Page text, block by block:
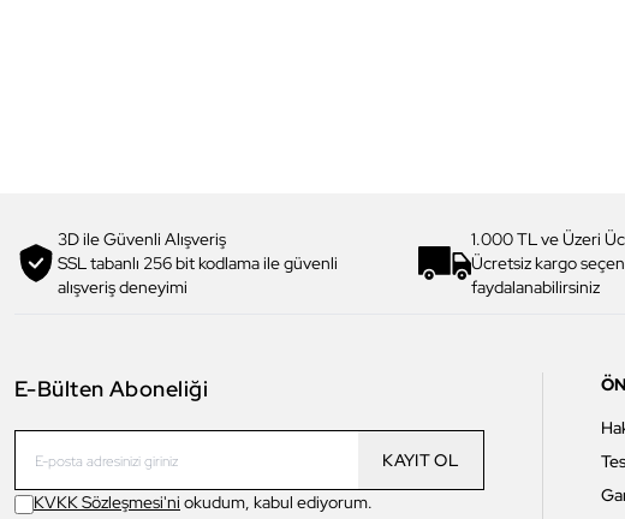
3D ile Güvenli Alışveriş
SSL tabanlı 256 bit kodlama ile güvenli
alışveriş deneyimi
1.000 TL ve Üzeri
Ücretsiz kargo
faydalanabilirsiniz
E-Bülten Aboneliği
KAYIT OL
KVKK Sözleşmesi'ni okudum, kabul ediyorum.